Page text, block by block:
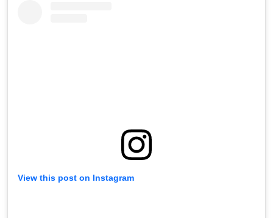
View this post on Instagram